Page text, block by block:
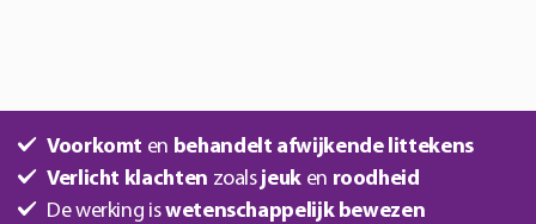
Voorkomt en behandelt afwijkende littekens
Verlicht klachten zoals jeuken roodheid
De werking iswetenschappelijk bewezen